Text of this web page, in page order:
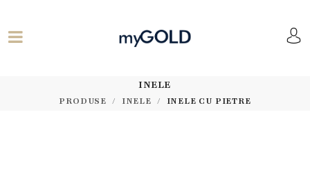
INELE
PRODUSE INELE INELE CU PIETRE